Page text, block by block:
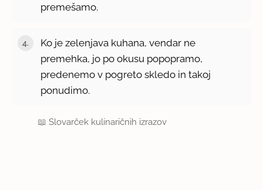
premešamo.
Ko je zelenjava kuhana, vendar ne
premehka, jo po okusu popopramo,
predenemo v pogreto skledo in takoj
ponudimo.
📖Slovarček kulinaričnih izrazov